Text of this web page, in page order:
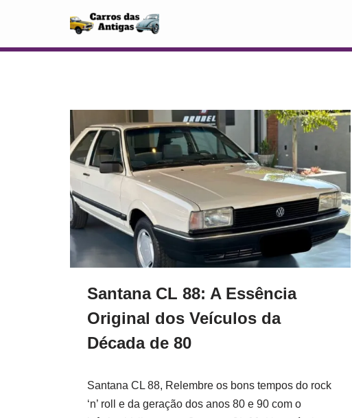
Santana CL 88: A Essência
Original dos Veículos da
Década de 80
Santana CL 88, Relembre os bons tempos do rock
‘n’ roll e da geração dos anos 80 e 90 com o